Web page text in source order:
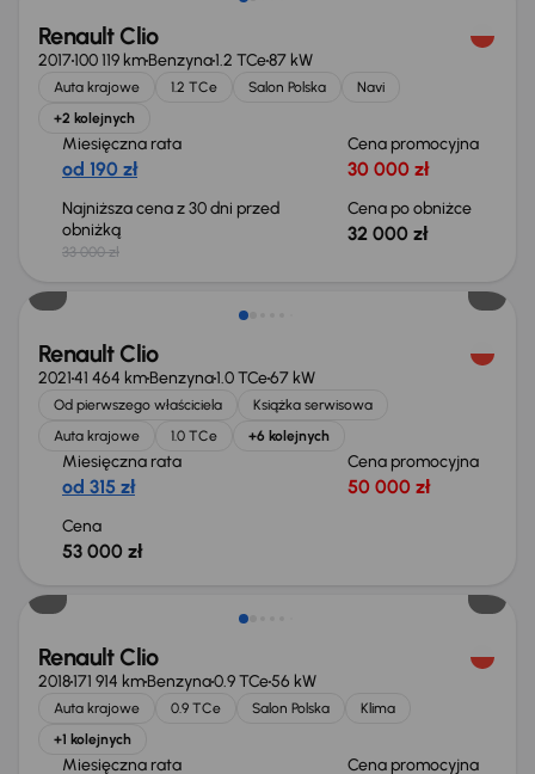
Renault Clio
2017100 119 kmBenzyna1.2 TCe87 kW
Auta krajowe 1.2 TCe Salon Polska
Navi
+2 kolejnych
Miesięczna rata
od 190 zł
Cena promocyjna
30 000 zł
Najniższa cena z 30 dni przed
obniżką
33 000 zł
Cena po obniżce
32 000 zł
Renault Clio
202141 464 kmBenzyna1.0 TCe67 kW
Od pierwszego właściciela
Książka serwisowa
Auta krajowe
1.0 TCe +6 kolejnych
Miesięczna rata
od 315 zł
Cena promocyjna
50 000 zł
Cena
53 000 zł
Renault Clio
2018171 914 kmBenzyna0.9 TCe56 kW
Auta krajowe 0.9 TCe Salon Polska
Klima
+1 kolejnych
Miesięczna rata Cena promocyjna